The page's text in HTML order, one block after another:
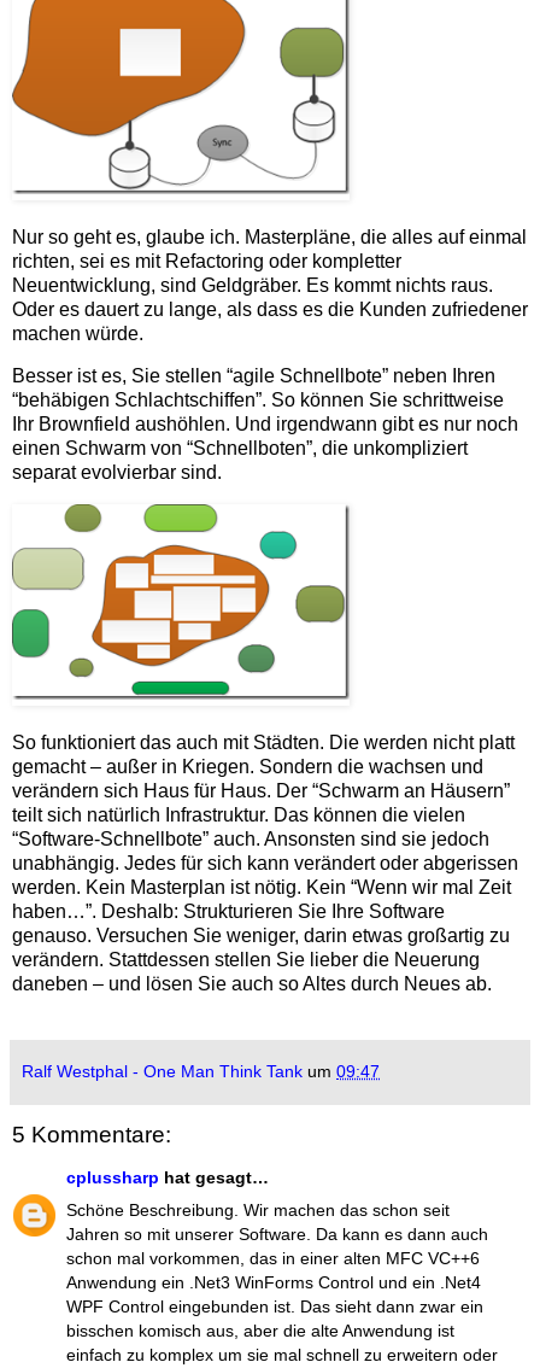
Nur so geht es, glaube ich. Masterpläne, die alles auf einmal
richten, sei es mit Refactoring oder kompletter
Neuentwicklung, sind Geldgräber. Es kommt nichts raus.
Oder es dauert zu lange, als dass es die Kunden zufriedener
machen würde.
Besser ist es, Sie stellen “agile Schnellbote” neben Ihren
“behäbigen Schlachtschiffen”. So können Sie schrittweise
Ihr Brownfield aushöhlen. Und irgendwann gibt es nur noch
einen Schwarm von “Schnellboten”, die unkompliziert
separat evolvierbar sind.
So funktioniert das auch mit Städten. Die werden nicht platt
gemacht – außer in Kriegen. Sondern die wachsen und
verändern sich Haus für Haus. Der “Schwarm an Häusern”
teilt sich natürlich Infrastruktur. Das können die vielen
“Software-Schnellbote” auch. Ansonsten sind sie jedoch
unabhängig. Jedes für sich kann verändert oder abgerissen
werden. Kein Masterplan ist nötig. Kein “Wenn wir mal Zeit
haben…”. Deshalb: Strukturieren Sie Ihre Software
genauso. Versuchen Sie weniger, darin etwas großartig zu
verändern. Stattdessen stellen Sie lieber die Neuerung
daneben – und lösen Sie auch so Altes durch Neues ab.
Ralf Westphal - One Man Think Tank um 09:47
5 Kommentare:
cplussharp hat gesagt…
Schöne Beschreibung. Wir machen das schon seit
Jahren so mit unserer Software. Da kann es dann auch
schon mal vorkommen, das in einer alten MFC VC++6
Anwendung ein .Net3 WinForms Control und ein .Net4
WPF Control eingebunden ist. Das sieht dann zwar ein
bisschen komisch aus, aber die alte Anwendung ist
einfach zu komplex um sie mal schnell zu erweitern oder